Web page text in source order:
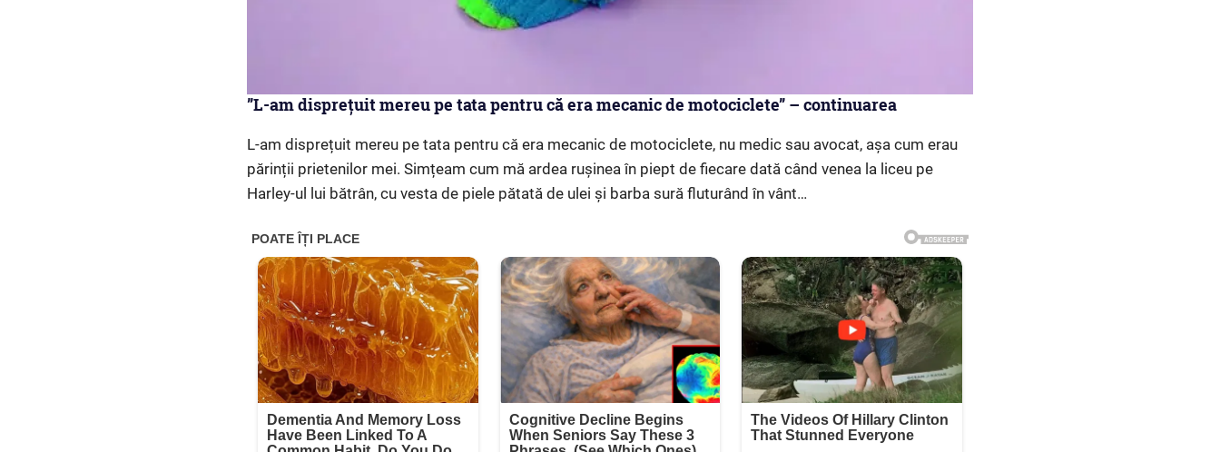
”L-am disprețuit mereu pe tata pentru că era mecanic de motociclete” – continuarea
L-am disprețuit mereu pe tata pentru că era mecanic de motociclete, nu medic sau avocat, așa cum erau
părinții prietenilor mei. Simțeam cum mă ardea rușinea în piept de fiecare dată când venea la liceu pe
Harley-ul lui bătrân, cu vesta de piele pătată de ulei și barba sură fluturând în vânt…